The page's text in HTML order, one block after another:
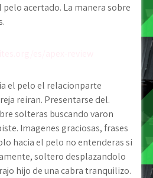
acertado. La manera sobre
el pelo el relacionparte
reiran. Presentarse del.
solteras buscando varon
Imagenes graciosas, frases
hacia el pelo no entenderas si
soltero desplazandolo
hijo de una cabra tranquilizo.